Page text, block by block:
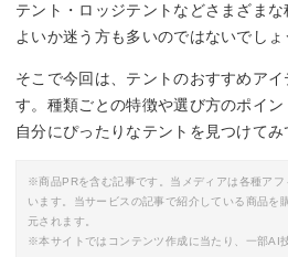
テント・ロッジテントなどさまざま
よいか迷う方も多いのではないでしょ
そこで今回は、テントのおすすめア
す。種類ごとの特徴や選び方のポイン
自分にぴったりなテントを見つけてみ
※商品PRを含む記事です。当メディアは各種ア
います。当サービスの記事で紹介している商品を
元されます。
※本サイトではコンテンツ作成に当たり、一部AI